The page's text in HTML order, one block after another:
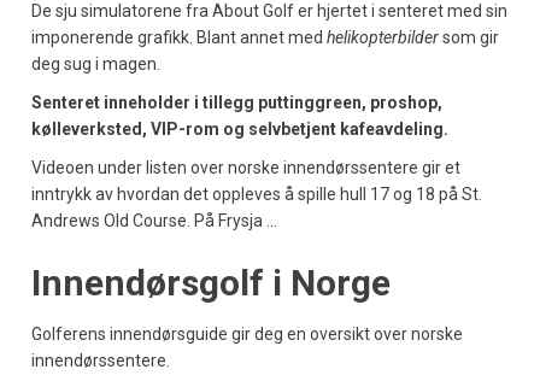
De sju simulatorene fra About Golf er hjertet i senteret med sin
imponerende grafikk. Blant annet med helikopterbildersom gir
deg sug i magen.
Senteret inneholder i tillegg puttinggreen, proshop,
kølleverksted, VIP-rom og selvbetjent kafeavdeling.
Videoen under listen over norske innendørssentere gir et
inntrykk av hvordan det oppleves å spille hull 17 og 18 på St.
Andrews Old Course. På Frysja …
Innendørsgolf i Norge
Golferens innendørsguide gir deg en oversikt over norske
innendørssentere.